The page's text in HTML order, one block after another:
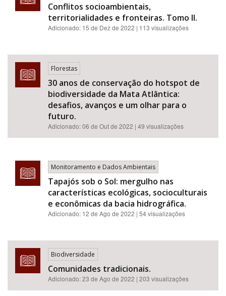
Conflitos socioambientais,
territorialidades e fronteiras. Tomo II.
Adicionado: 15 de Dez de 2022 | 113 visualizações
Florestas
30 anos de conservação do hotspot de
biodiversidade da Mata Atlântica:
desafios, avanços e um olhar para o
futuro.
Adicionado:06 de Out de 2022 | 49 visualizações
Monitoramento e Dados Ambientais
Tapajós sob o Sol: mergulho nas
características ecológicas, socioculturais
e econômicas da bacia hidrográfica.
Adicionado: 12 de Ago de 2022 | 54 visualizações
Biodiversidade
Comunidades tradicionais.
Adicionado:23 de Ago de 2022 | 203 visualizações